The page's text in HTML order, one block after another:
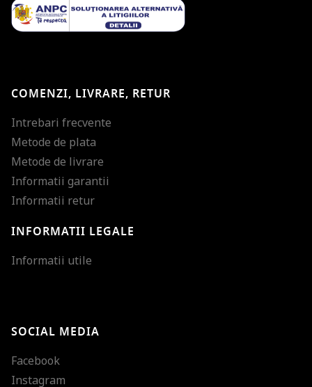
COMENZI, LIVRARE, RETUR
Intrebari frecvente
Metode de plata
Metode de livrare
Informatii garantii
Informatii retur
INFORMATII LEGALE
Informatii utile
SOCIAL MEDIA
Facebook
Instagram